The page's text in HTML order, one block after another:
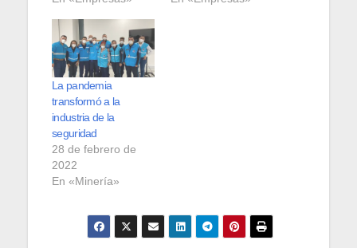
La pandemia
transformó a la
industria de la
seguridad
28 de febrero de
2022
En «Minería»